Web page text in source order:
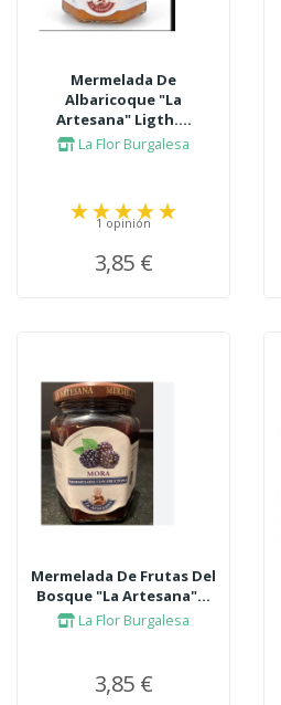
Mermelada De
Albaricoque "La
Artesana" Ligth....
La Flor Burgalesa
1 opinión
3,85 €
Mermelada De Frutas Del
Bosque "La Artesana"...
La Flor Burgalesa
3,85 €